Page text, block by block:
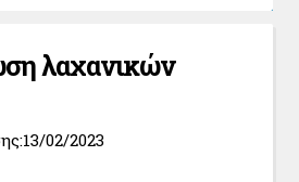
λαχανικών
02/2023